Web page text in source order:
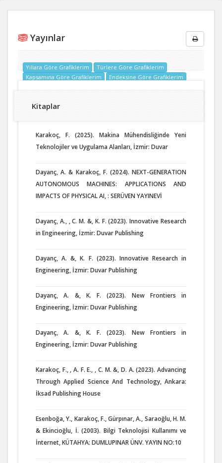
Yayınlar
Yıllara Göre Grafiklerim
Türlere Göre Grafiklerim
Kapsamına Göre Grafiklerim
Endeksine Göre Grafiklerim
Kitaplar
Karakoç, F. (2025). Makina Mühendisliğinde Yeni
Teknolojiler ve Uygulama Alanları, İzmir: Duvar
Dayanç, A. & Karakoç, F. (2024). NEXT-GENERATION
AUTONOMOUS MACHINES: APPLICATIONS AND
IMPACTS OF PHYSICAL AI, : SERÜVEN YAYINEVİ
Dayanç, A., , C. M. &, K. F. (2023). Innovative Research
in Engineering, İzmir: Duvar Publishing
Dayanç, A. &, K. F. (2023). Innovative Research in
Engineering, İzmir: Duvar Publishing
Dayanç, A. &, K. F. (2023). New Frontiers in
Engineering, İzmir: Duvar Publishing
Dayanç, A. &, K. F. (2023). New Frontiers in
Engineering, İzmir: Duvar Publishing
Karakoç, F., , A. F. E., , C. M. &, D. A. (2023). Advancing
Through Applied Science And Technology, Ankara:
İksad Publishing House
Esenboğa, Y., Karakoç, F., Gürpınar, A., Saraoğlu, H. M.
& Ekincioğlu, İ. (2003). Bilgi Teknolojisi Kullanımı ve
İnternet, KÜTAHYA: DUMLUPINAR ÜNV. YAYIN NO:10